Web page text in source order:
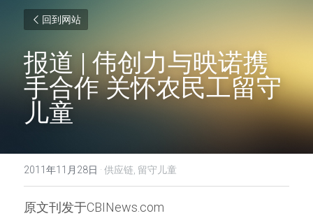
回到网站
报道 | 伟创力与映诺携
手合作 关怀农民工留守
儿童
2011年11月28日 · 供应链, 留守儿童
原文刊发于CBINews.com